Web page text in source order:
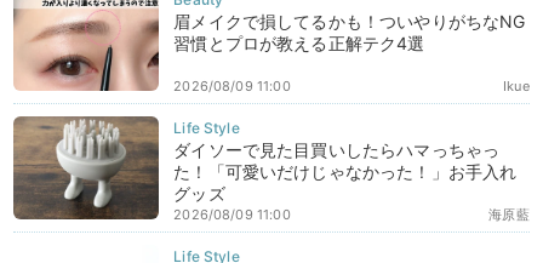
眉メイクで損してるかも！ついやりがちなNG
習慣とプロが教える正解テク4選
Ikue
2026/08/09 11:00
ダイソーで見た目買いしたらハマっちゃっ
た！「可愛いだけじゃなかった！」お手入れ
グッズ
海原藍
2026/08/09 11:00